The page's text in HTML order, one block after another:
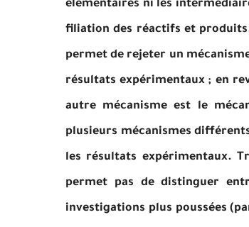
élémentaires ni les
filiation des réactifs et
permet de rejeter un
résultats expérimentaux ; en
autre mécanisme est le
plusieurs mécanismes
les résultats expérimentaux.
permet pas de distinguer
investigations plus poussées